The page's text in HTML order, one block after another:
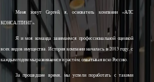
Меня зовут Сергей, я, основатель компании «АЛС
КОНСАЛТИНГ».
Я и моя команда занимаемся профессиональной оценкой
всех видов имущества. История компании началась в 2013 году, с
каждым годом мы развиваемся и растём, охватывая всю Россию.
За прошедшее время, мы успели поработать с такими